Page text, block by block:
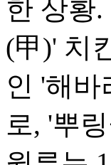
한 상황
(甲)' 치
인 '해바
로, '뿌